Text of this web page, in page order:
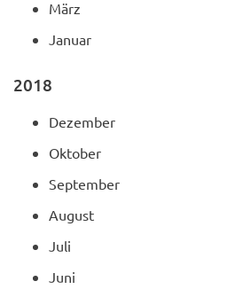
März
Januar
2018
Dezember
Oktober
September
August
Juli
Juni